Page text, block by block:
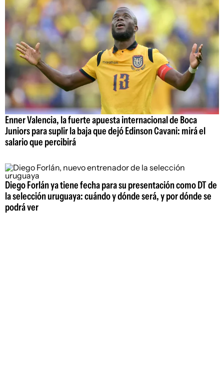
Enner Valencia, la fuerte apuesta internacional de Boca
Juniors para suplir la baja que dejó Edinson Cavani: mirá el
salario que percibirá
Diego Forlán ya tiene fecha para su presentación como DT de
la selección uruguaya: cuándo y dónde será, y por dónde se
podrá ver